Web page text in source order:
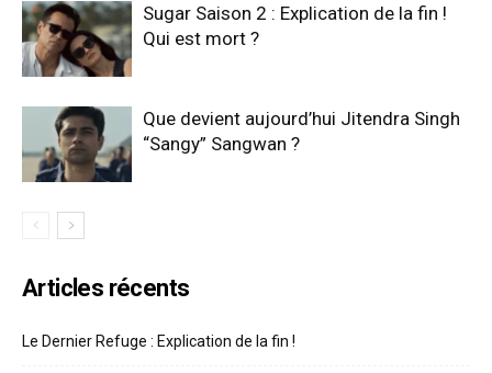
Sugar Saison 2 : Explication de la fin !
Qui est mort ?
Que devient aujourd’hui Jitendra Singh
“Sangy” Sangwan ?
Articles récents
Le Dernier Refuge : Explication de la fin !